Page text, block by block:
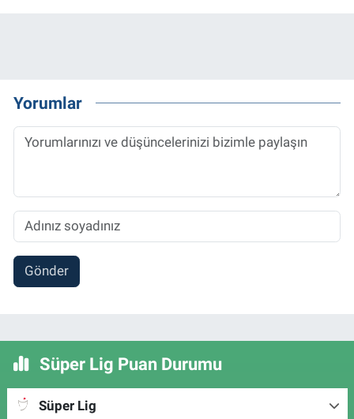
Yorumlar
Gönder
Süper Lig Puan Durumu
Süper Lig